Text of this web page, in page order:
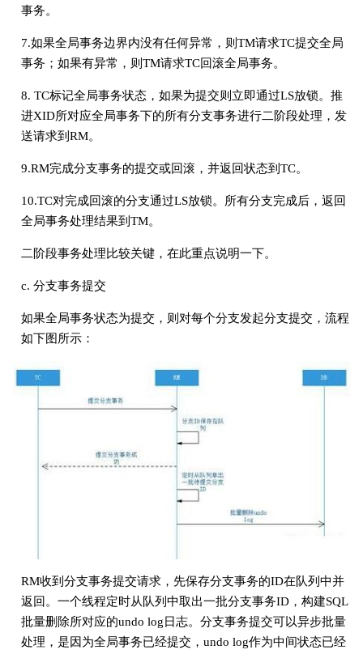
事务。
7.如果全局事务边界内没有任何异常，则TM请求TC提交全局
事务；如果有异常，则TM请求TC回滚全局事务。
8. TC标记全局事务状态，如果为提交则立即通过LS放锁。推
进XID所对应全局事务下的所有分支事务进行二阶段处理，发
送请求到RM。
9.RM完成分支事务的提交或回滚，并返回状态到TC。
10.TC对完成回滚的分支通过LS放锁。所有分支完成后，返回
全局事务处理结果到TM。
二阶段事务处理比较关键，在此重点说明一下。
c. 分支事务提交
如果全局事务状态为提交，则对每个分支发起分支提交，流程
如下图所示：
RM收到分支事务提交请求，先保存分支事务的ID在队列中并
返回。一个线程定时从队列中取出一批分支事务ID，构建SQL
批量删除所对应的undo log日志。分支事务提交可以异步批量
处理，是因为全局事务已经提交，undo log作为中间状态已经